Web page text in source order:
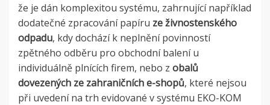
že je dán komplexitou systému, zahrnující například
dodatečné zpracování papíru ze živnostenského
odpadu, kdy dochází k neplnění povinností
zpětného odběru pro obchodní balení u
individuálně plnících firem, nebo z obalů
dovezených ze zahraničních e-shopů, které nejsou
při uvedení na trh evidované v systému EKO-KOM